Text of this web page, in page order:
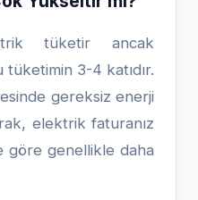
tüketir ancak
tüketimin 3-4 katıdır.
gereksiz enerji
elektrik faturanız
göre genellikle daha